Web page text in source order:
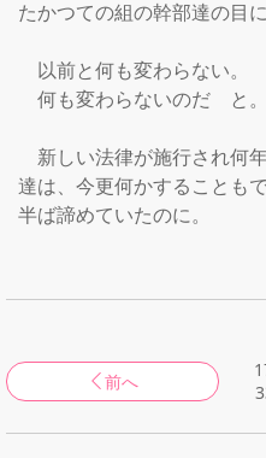
たかつての組の幹部達の目に
以前と何も変わらない。
何も変わらないのだ　と。
新しい法律が施行され何
達は、今更何かすることも
半ば諦めていたのに。
前へ